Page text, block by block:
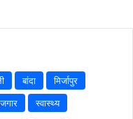
बांदा
मिर्जापुर
स्वास्थ्य